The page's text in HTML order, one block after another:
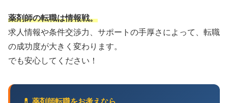
薬剤師の転職は情報戦。
求人情報や条件交渉力、サポートの手厚さによって、転職
の成功度が大きく変わります。
でも安心してください！